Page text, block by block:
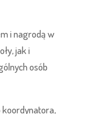
i nagrodą w
jak i
osób
koordynatora,